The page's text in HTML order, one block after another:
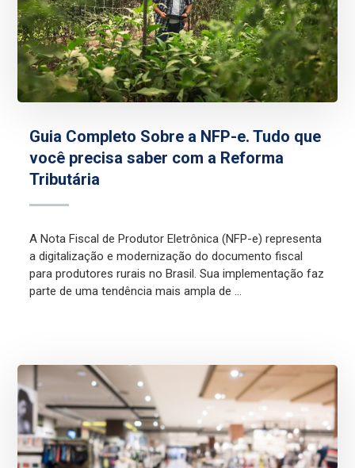
Guia Completo Sobre a NFP-e. Tudo que
você precisa saber com a Reforma
Tributária
A Nota Fiscal de Produtor Eletrônica (NFP-e) representa
a digitalização e modernização do documento fiscal
para produtores rurais no Brasil. Sua implementação faz
parte de uma tendência mais ampla de ...